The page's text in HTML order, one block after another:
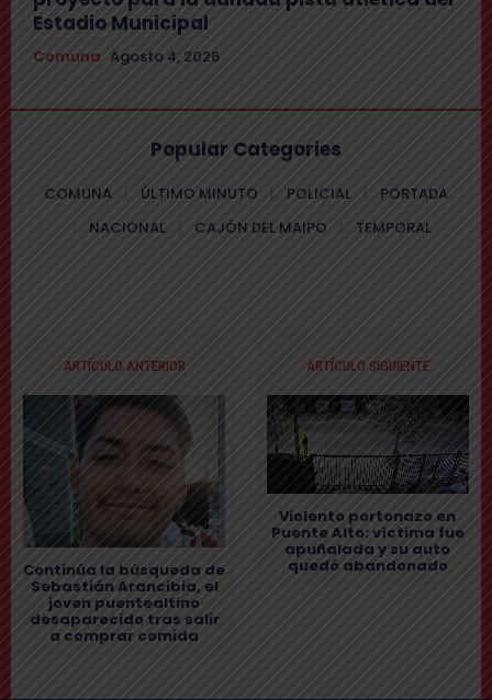
Estadio Municipal
Comuna Agosto 4, 2026
Popular Categories
COMUNA ÚLTIMO MINUTO POLICIAL
PORTADA
NACIONAL
CAJÓN DEL MAIPO TEMPORAL
ARTÍCULO ANTERIOR
Continúa la búsqueda de
Sebastián Arancibia, el
joven puentealtino
desaparecido tras salir
a comprar comida
ARTÍCULO SIGUIENTE
Violento portonazo en
Puente Alto: víctima fue
apuñalada y su auto
quedó abandonado